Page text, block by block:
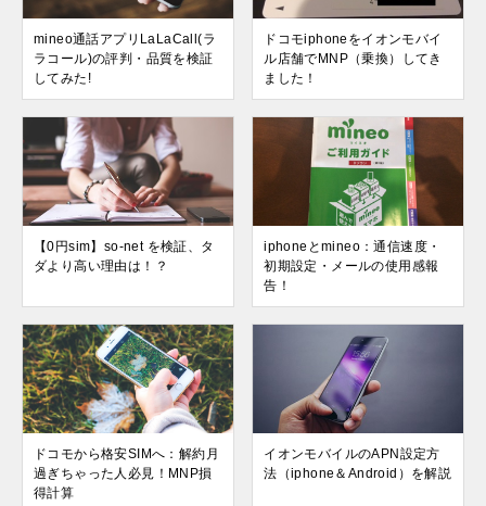
mineo通話アプリLaLaCall(ラ
ラコール)の評判・品質を検証
してみた!
ドコモiphoneをイオンモバイ
ル店舗でMNP（乗換）してき
ました！
【0円sim】so-net を検証、タ
ダより高い理由は！？
iphoneとmineo：通信速度・
初期設定・メールの使用感報
告！
ドコモから格安SIMへ：解約月
過ぎちゃった人必見！MNP損
得計算
イオンモバイルのAPN設定方
法（iphone＆Android）を解説